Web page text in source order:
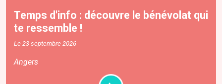
Temps d'info : découvre le bénévolat qui
te ressemble !
Le 23 septembre 2026
Angers